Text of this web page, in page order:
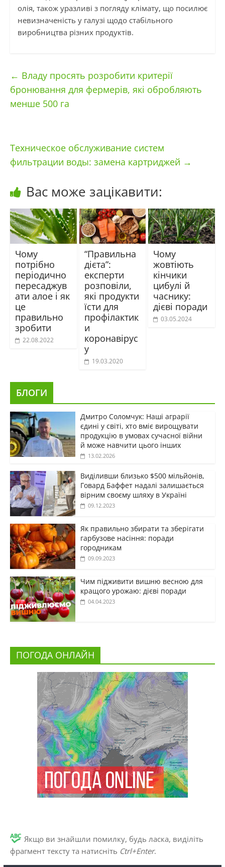
олія, також уразливі з погляду клімату, що посилює
невизначеність у галузі щодо стабільного
виробництва різних продуктів.
← Владу просять розробити критерії
бронювання для фермерів, які обробляють
менше 500 га
Техническое обслуживание систем
фильтрации воды: замена картриджей →
Вас може зацікавити:
Чому
потрібно
періодично
пересаджув
ати алое і як
це
правильно
зробити
22.08.2022
“Правильна
дієта”:
експерти
розповіли,
які продукти
їсти для
профілактик
и
коронавірус
у
19.03.2020
Чому
жовтіють
кінчики
цибулі й
часнику:
дієві поради
03.05.2024
БЛОГИ
Дмитро Соломчук: Наші аграрії
єдині у світі, хто вміє вирощувати
продукцію в умовах сучасної війни
й може навчити цього інших
13.02.2026
Виділивши близько $500 мільйонів,
Говард Баффет надалі залишається
вірним своєму шляху в Україні
09.12.2023
Як правильно збирати та зберігати
гарбузове насіння: поради
городникам
09.09.2023
Чим підживити вишню весною для
кращого урожаю: дієві поради
04.04.2023
ПОГОДА ОНЛАЙН
Якщо ви знайшли помилку, будь ласка, виділіть
фрагмент тексту та натисніть Ctrl+Enter.